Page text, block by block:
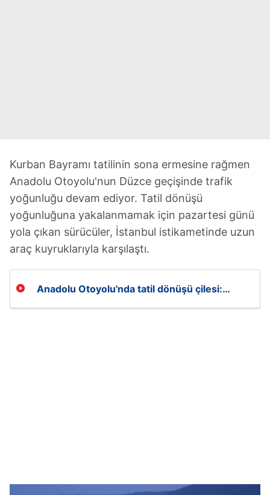
Kurban Bayramı tatilinin sona ermesine rağmen
Anadolu Otoyolu'nun Düzce geçişinde trafik
yoğunluğu devam ediyor. Tatil dönüşü
yoğunluğuna yakalanmamak için pazartesi günü
yola çıkan sürücüler, İstanbul istikametinde uzun
araç kuyruklarıyla karşılaştı.
Anadolu Otoyolu'nda tatil dönüşü çilesi: